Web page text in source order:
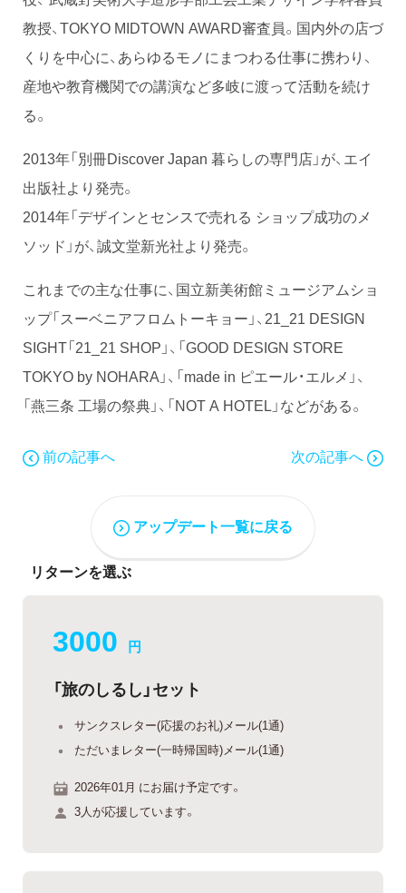
教授、TOKYO MIDTOWN AWARD審査員。国内外の店づ
くりを中心に、あらゆるモノにまつわる仕事に携わり、
産地や教育機関での講演など多岐に渡って活動を続け
る。
2013年「別冊Discover Japan 暮らしの専門店」が、エイ
出版社より発売。
2014年「デザインとセンスで売れる ショップ成功のメ
ソッド」が、誠文堂新光社より発売。
これまでの主な仕事に、国立新美術館ミュージアムショ
ップ「スーベニアフロムトーキョー」、21_21 DESIGN
SIGHT「21_21 SHOP」、「GOOD DESIGN STORE
TOKYO by NOHARA」、「made in ピエール・エルメ」、
「燕三条 工場の祭典」、「NOT A HOTEL」などがある。
前の記事へ 次の記事へ
アップデート一覧に戻る
リターンを選ぶ
3000 円
「旅のしるし」セット
サンクスレター(応援のお礼)メール(1通)
ただいまレター(一時帰国時)メール(1通)
2026年01月 にお届け予定です。
3人が応援しています。